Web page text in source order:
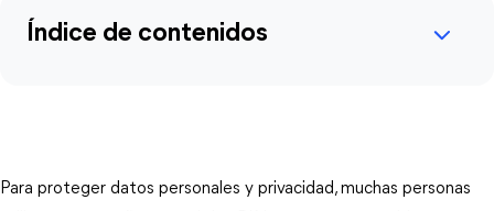
Índice de contenidos
Para proteger datos personales y privacidad, muchas personas